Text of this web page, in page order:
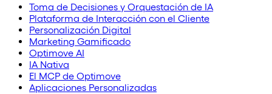
Toma de Decisiones y Orquestación de IA
Plataforma de Interacción con el Cliente
Personalización Digital
Marketing Gamificado
Optimove AI
IA Nativa
El MCP de Optimove
Aplicaciones Personalizadas